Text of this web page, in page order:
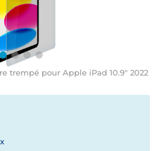
trempé pour Apple iPad 10.9" 2022